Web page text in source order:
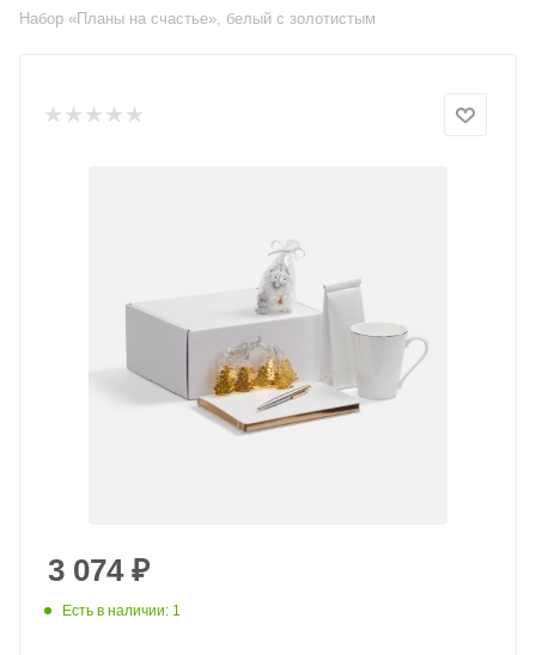
Набор «Планы на счастье», белый с золотистым
3 074₽
Есть в наличии: 1